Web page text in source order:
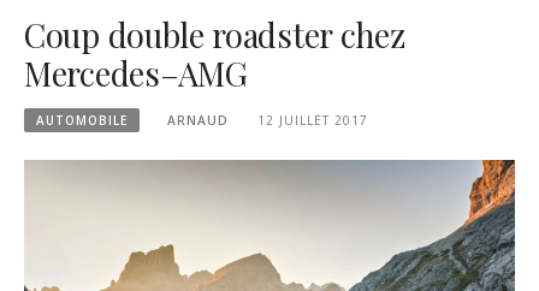
Coup double roadster chez
Mercedes–AMG
AUTOMOBILE ARNAUD 12 JUILLET 2017